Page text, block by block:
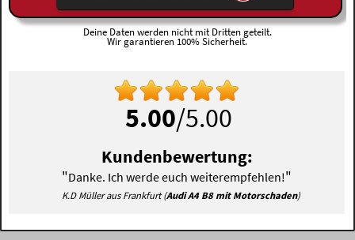
Deine Daten werden nicht mit Dritten geteilt.
Wir garantieren 100% Sicherheit.
5.00/5.00
Kundenbewertung:
"Danke. Ich werde euch weiterempfehlen!"
K.D Müller aus Frankfurt (Audi A4 B8 mit Motorschaden)